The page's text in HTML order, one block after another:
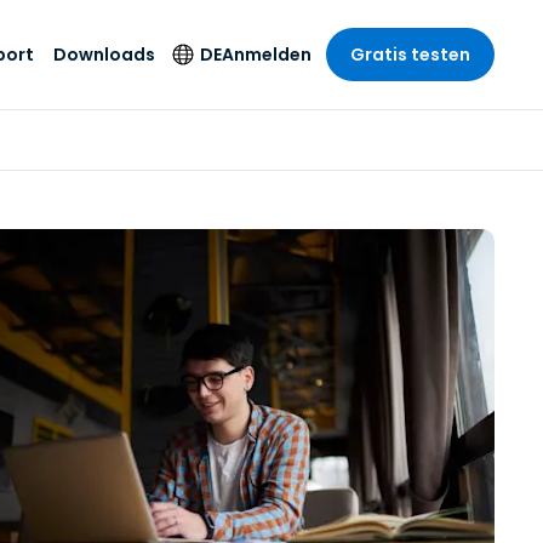
On-
Endpunkterkennung
und -reaktion
Foxpass Wi-Fi Zugriff
und Kontrolle
Sicherer Zero-Trust-
Arbeitsbereich
Shield (Anti-Betrug)
Alle Produkte
Unterhaltung
und
Sektor
und Design
& Buchhaltung
Unterhaltung
anzeigen
Downloads DE
Français
Italiano
Nederlands
Português
简体中文
繁體中文
Anmelden Gratis testen